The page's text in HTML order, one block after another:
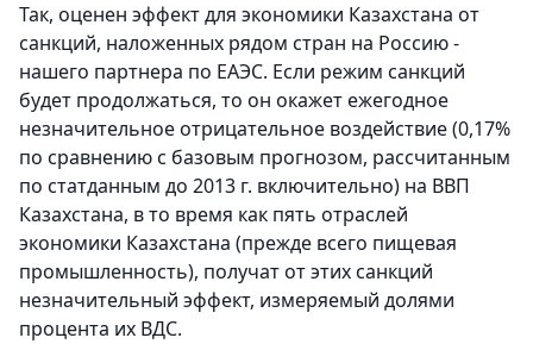
Так, оценен эффект для экономики Казахстана от
санкций, наложенных рядом стран на Россию -
нашего партнера по ЕАЭС. Если режим санкций
будет продолжаться, то он окажет ежегодное
незначительное отрицательное воздействие (0,17%
по сравнению с базовым прогнозом, рассчитанным
по статданным до 2013 г. включительно) на ВВП
Казахстана, в то время как пять отраслей
экономики Казахстана (прежде всего пищевая
промышленность), получат от этих санкций
незначительный эффект, измеряемый долями
процента их ВДС.